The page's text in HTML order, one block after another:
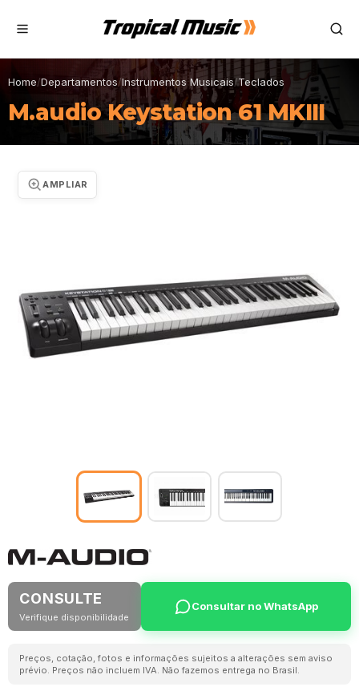
Home/Departamentos/Instrumentos Musicais/Teclados
M.audio Keystation 61 MKIII
AMPLIAR
CONSULTE
Verifique disponibilidade
Consultar no WhatsApp
Preços, cotação, fotos e informações sujeitos a alterações sem aviso
prévio. Preços não incluem IVA. Não fazemos entrega no Brasil.